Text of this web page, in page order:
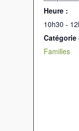
Heure :
10h30 -
Catégorie
Familles